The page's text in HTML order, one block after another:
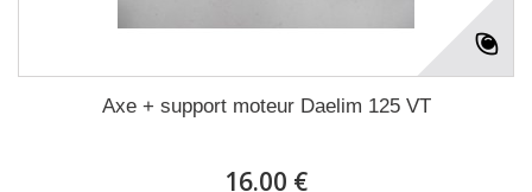
Axe + support moteur Daelim 125 VT
16.00 €